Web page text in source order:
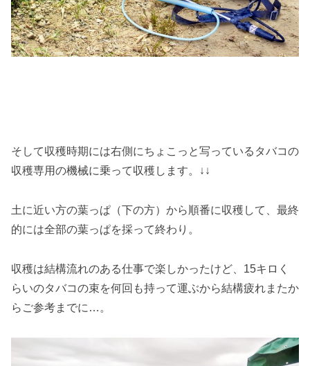
そして収穫時期には右側にちょこっと写っているタバコの
収穫専用の機械に乗って収穫します。↓↓
土に近い方の葉っぱ（下の方）から順番に収穫して、最終
的には全部の葉っぱを採って終わり。
収穫は結構流れのある仕事で楽しかったけど、15キロく
らいのタバコの束を何回も持って運ぶから結構疲れまたか
らご参考までに…。